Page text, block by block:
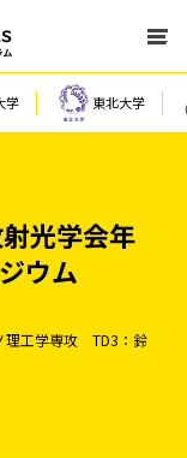
学 東北大学
光学会年
ウム
理工学専攻 TD3：鈴